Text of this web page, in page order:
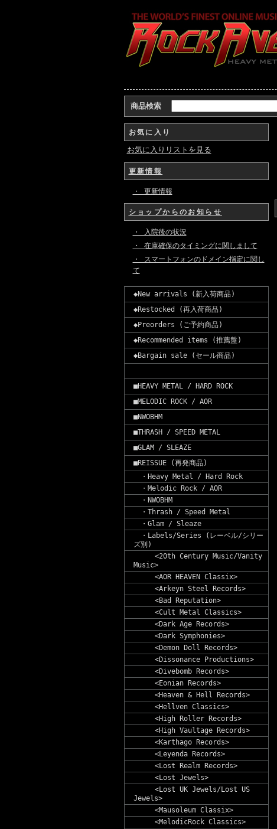
商品検索
お気に入り
お気に入りリストを見る
更新情報
・ 更新情報
ショップからのお知らせ
・ 入院後の状況
・ 在庫確保のタイミングに関しまして
・ スマートフォンのドメイン指定に関し
て
◆New arrivals (新入荷商品)
◆Restocked (再入荷商品)
◆Preorders (ご予約商品)
◆Recommended items (推薦盤)
◆Bargain sale (セール商品)
■HEAVY METAL / HARD ROCK
■MELODIC ROCK / AOR
■NWOBHM
■THRASH / SPEED METAL
■GLAM / SLEAZE
■REISSUE (再発商品)
・Heavy Metal / Hard Rock
・Melodic Rock / AOR
・NWOBHM
・Thrash / Speed Metal
・Glam / Sleaze
・Labels/Series (レーベル/シリー
ズ別)
<20th Century Music/Vanity
Music>
<AOR HEAVEN Classix>
<Arkeyn Steel Records>
<Bad Reputation>
<Cult Metal Classics>
<Dark Age Records>
<Dark Symphonies>
<Demon Doll Records>
<Dissonance Productions>
<Divebomb Records>
<Eonian Records>
<Heaven & Hell Records>
<Hellven Classics>
<High Roller Records>
<High Vaultage Records>
<Karthago Records>
<Leyenda Records>
<Lost Realm Records>
<Lost Jewels>
<Lost UK Jewels/Lost US
Jewels>
<Mausoleum Classix>
<MelodicRock Classics>